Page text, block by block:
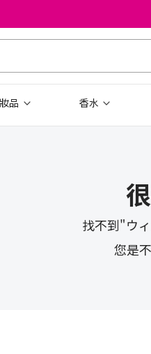
品 香水
找不到"ウ
您是